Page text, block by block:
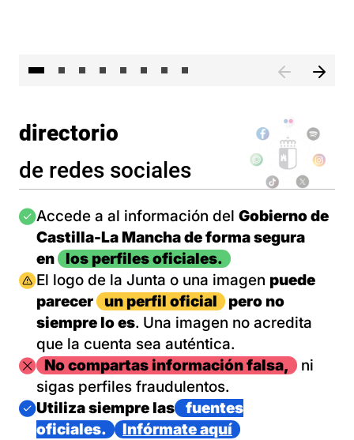
directorio
de redes sociales
Imagen
Accede a al información del Gobierno de
Castilla-La Mancha de forma segura
en
los perfiles oficiales.
Imagen
El logo de la Junta o una imagen puede
parecer
un perfil oficial
pero no
siempre lo es. Una imagen no acredita
que la cuenta sea auténtica.
ImagenNo compartas información falsa,
ni
sigas perfiles fraudulentos.
Imagen
Utiliza siempre las
fuentes
oficiales.
Infórmate aquí